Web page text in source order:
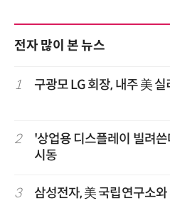
전자 많이 본 뉴스
1 구광모 LG 회장, 내주 美
2
'상업용 디스플레이 빌려
시동
3 삼성전자, 美 국립연구소